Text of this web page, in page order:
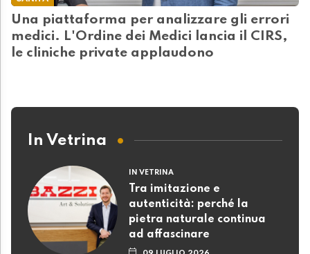
Una piattaforma per analizzare gli errori
medici. L'Ordine dei Medici lancia il CIRS,
le cliniche private applaudono
In Vetrina
IN VETRINA
Tra imitazione e
autenticità: perché la
pietra naturale continua
ad affascinare